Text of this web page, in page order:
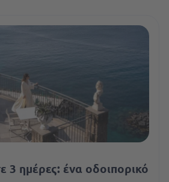
3 ημέρες: ένα οδοιπορικό